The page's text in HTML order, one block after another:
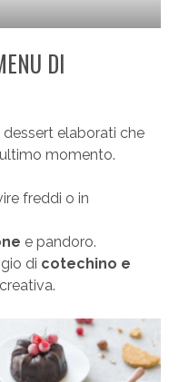
DI
dessert elaborati che
momento.
freddi o in
e pandoro.
di cotechino e